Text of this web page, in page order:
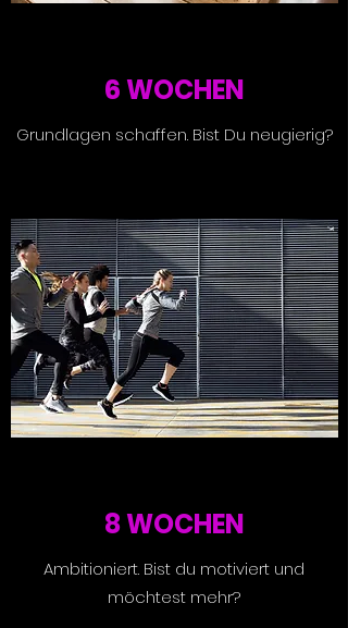
6 WOCHEN
Grundlagen schaffen. Bist Du neugierig?
8 WOCHEN
Ambitioniert. Bist du motiviert und
möchtest mehr?